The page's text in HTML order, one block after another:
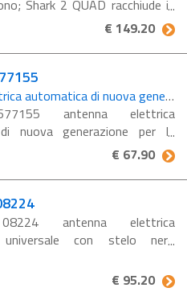
Shark 2 QUAD racchiude in
le funzioni: AM-FM / WIFI
/ GPS DATI TECNICI: Cavo
= 5 m ...
€ 149.20
Antenna elettrica automatica di nuova generazione
antenna elettrica
nuova generazione per la
radio analogica AM/FM, asta di
Tipo di connettore : DIN M
è compatta ...
€ 67.90
antenna elettrica
universale con stelo nero
€ 95.20